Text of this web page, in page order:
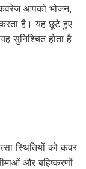
कवरेज आपको भोजन,
है। यह छूटे हुए
सुनिश्चित होता है
स्थितियों को कवर
और बहिष्करणों